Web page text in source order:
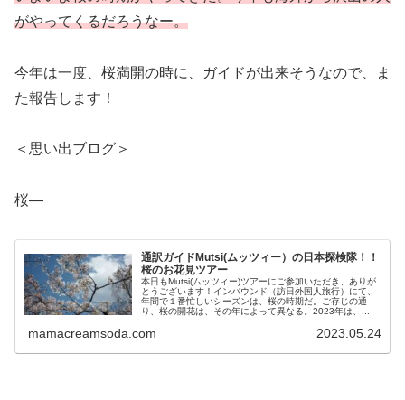
がやってくるだろうなー。
今年は一度、桜満開の時に、ガイドが出来そうなので、ま
た報告します！
＜思い出ブログ＞
桜―
通訳ガイドMutsi(ムッツィー）の日本探検隊！！
桜のお花見ツアー
本日もMutsi(ムッツィー)ツアーにご参加いただき、ありが
とうございます！インバウンド（訪日外国人旅行）にて、
年間で１番忙しいシーズンは、桜の時期だ。ご存じの通
り、桜の開花は、その年によって異なる。2023年は、...
mamacreamsoda.com 2023.05.24